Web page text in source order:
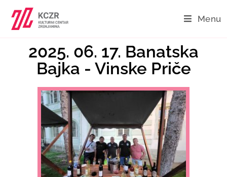
Menu
2025. 06. 17. Banatska
Bajka - Vinske Priče